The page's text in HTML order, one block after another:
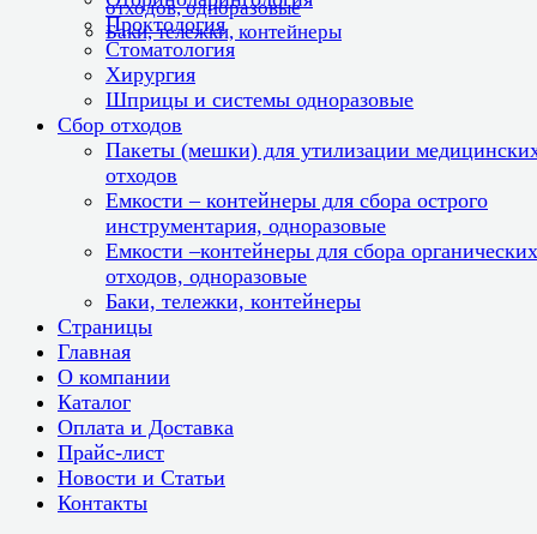
отходов, одноразовые
Баки, тележки, контейнеры
Проктология
Стоматология
Хирургия
Шприцы и системы одноразовые
Сбор отходов
Пакеты (мешки) для утилизации
отходов
Емкости – контейнеры для сбора острого
инструментария, одноразовые
Емкости –контейнеры для сбора органических
отходов, одноразовые
Баки, тележки, контейнеры
Страницы
Главная
О компании
Каталог
Оплата и Доставка
Прайс-лист
Новости и Статьи
Контакты